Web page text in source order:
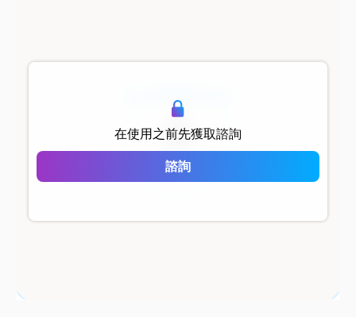
在使用之前先獲取諮詢
諮詢
Soft Şile